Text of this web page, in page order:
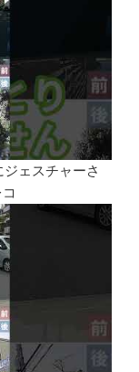
ジェスチャーさ